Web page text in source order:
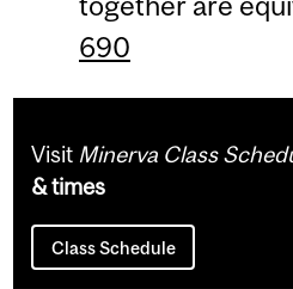
690
Visit Minerva Class
& times
Class Schedule